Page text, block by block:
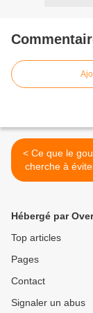
< Ce que le gouvernement
cherche à
Hébergé par
Top articles
Pages
Contact
Signaler un abus